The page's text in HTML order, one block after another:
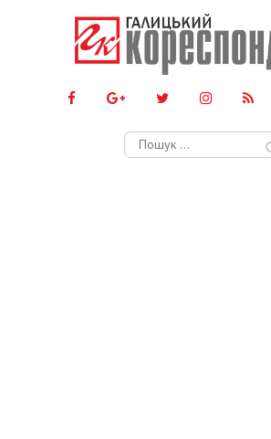
Пошук: